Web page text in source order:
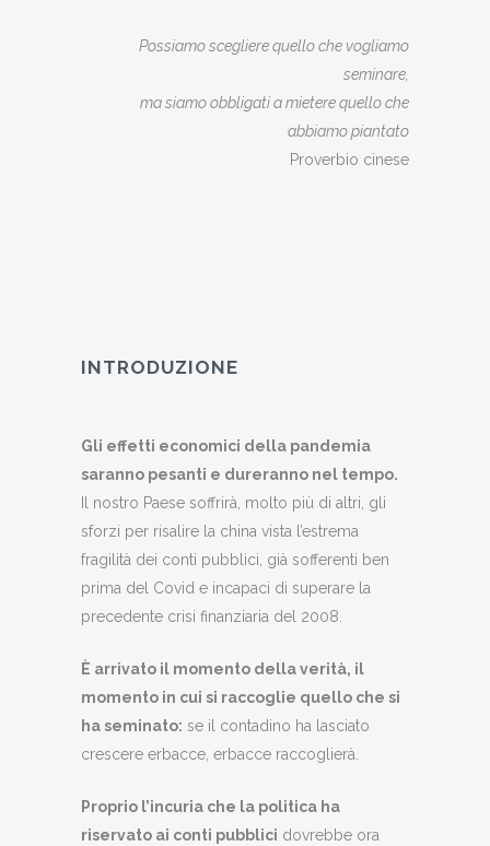
Possiamo scegliere quello che vogliamo
seminare,
ma siamo obbligati a mietere quello che
abbiamo piantato
Proverbio cinese
INTRODUZIONE
Gli effetti economici della pandemia
saranno pesanti e dureranno nel tempo.
Il nostro Paese soffrirà, molto più di altri, gli
sforzi per risalire la china vista l’estrema
fragilità dei conti pubblici, già sofferenti ben
prima del Covid e incapaci di superare la
precedente crisi finanziaria del 2008.
È arrivato il momento della verità, il
momento in cui si raccoglie quello che si
ha seminato: se il contadino ha lasciato
crescere erbacce, erbacce raccoglierà.
Proprio l’incuria che la politica ha
riservato ai conti pubblici dovrebbe ora